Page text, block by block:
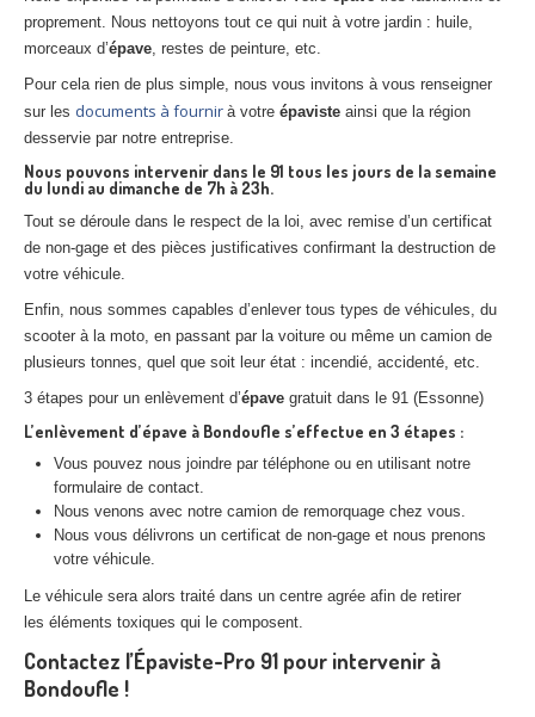
proprement. Nous nettoyons tout ce qui nuit à votre jardin : huile,
morceaux d’épave, restes de peinture, etc.
Pour cela rien de plus simple, nous vous invitons à vous renseigner
sur les documents à fournir à votre épaviste ainsi que la région
desservie par notre entreprise.
Nous pouvons intervenir dans le 91 tous les jours de la semaine
du lundi au dimanche de 7h à 23h.
Tout se déroule dans le respect de la loi, avec remise d’un certificat
de non-gage et des pièces justificatives confirmant la destruction de
votre véhicule.
Enfin, nous sommes capables d’enlever tous types de véhicules, du
scooter à la moto, en passant par la voiture ou même un camion de
plusieurs tonnes, quel que soit leur état : incendié, accidenté, etc.
3 étapes pour un enlèvement d’épave gratuit dans le 91 (Essonne)
L’enlèvement d’épave à Bondoufle s’effectue en 3 étapes :
Vous pouvez nous joindre par téléphone ou en utilisant notre
formulaire de contact.
Nous venons avec notre camion de remorquage chez vous.
Nous vous délivrons un certificat de non-gage et nous prenons
votre véhicule.
Le véhicule sera alors traité dans un centre agrée afin de retirer
les éléments toxiques qui le composent.
Contactez l’Épaviste-Pro 91 pour intervenir à
Bondoufle !